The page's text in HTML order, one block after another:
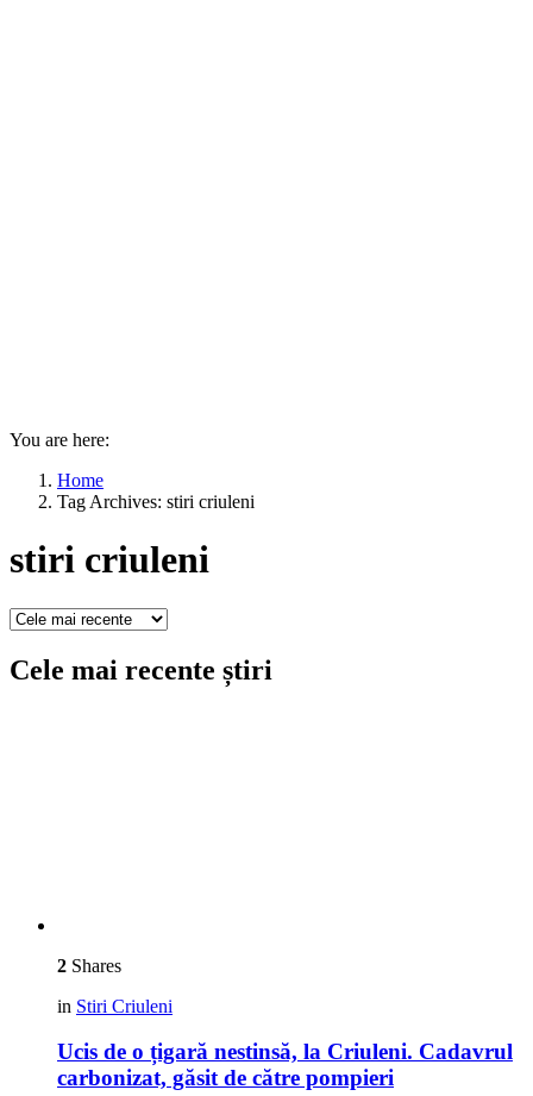
You are here:
Home
Tag Archives: stiri criuleni
stiri criuleni
Cele mai recente știri
2 Shares
in Stiri Criuleni
Ucis de o țigară nestinsă, la Criuleni. Cadavrul
carbonizat, găsit de către pompieri